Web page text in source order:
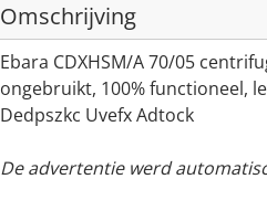
Omschrijving
Ebara CDXHSM/A 70/05
ongebruikt, 100% functioneel,
Dedpszkc Uvefx Adtock
De advertentie werd